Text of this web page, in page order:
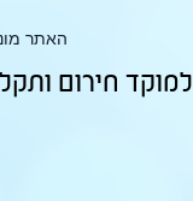
האתר
למוקד חירום ותקלות חייגו: